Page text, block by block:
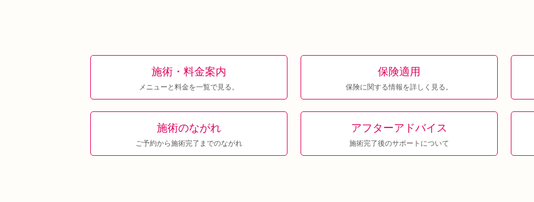
施術・料金案内
メニューと料金を一覧で見る。
保険適用
保険に関する情報を詳しく見る。
施術のながれ
ご予約から施術完了までのながれ
アフターアドバイス
施術完了後のサポートについて